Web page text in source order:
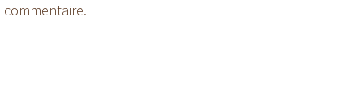
commentaire.